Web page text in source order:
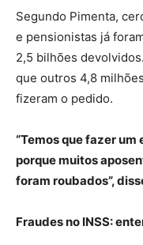
Segundo Pimenta,
e pensionistas já
2,5 bilhões
que outros 4,8
fizeram o pedido.
“Temos que fazer
porque muitos
foram roubados”,
Fraudes no INSS: